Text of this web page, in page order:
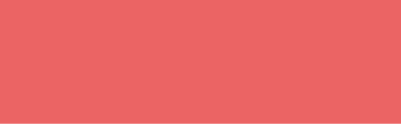
あり)
花キューピット×専門家 CO2排出量削減 / SDGsを考える